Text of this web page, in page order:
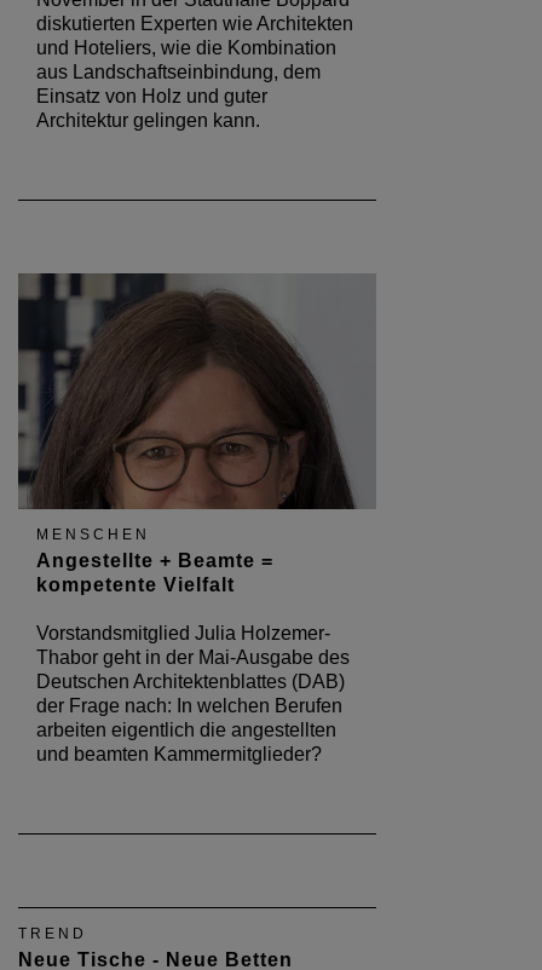
diskutierten Experten wie Architekten
und Hoteliers, wie die Kombination
aus Landschaftseinbindung, dem
Einsatz von Holz und guter
Architektur gelingen kann.
MENSCHEN
Angestellte + Beamte =
kompetente Vielfalt
Vorstandsmitglied Julia Holzemer-
Thabor geht in der Mai-Ausgabe des
Deutschen Architektenblattes (DAB)
der Frage nach: In welchen Berufen
arbeiten eigentlich die angestellten
und beamten Kammermitglieder?
TREND
Neue Tische - Neue Betten